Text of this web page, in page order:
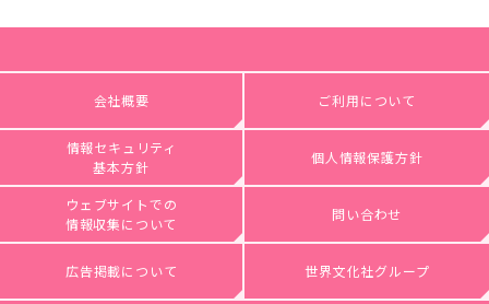
会社概要 ご利用について
情報セキュリティ
基本方針
個人情報保護方針
ウェブサイトでの
情報収集について
問い合わせ
広告掲載について 世界文化社グループ